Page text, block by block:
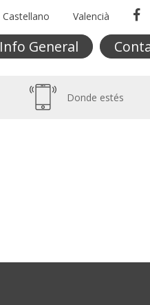
Castellano Valencià
Info General
Donde estés